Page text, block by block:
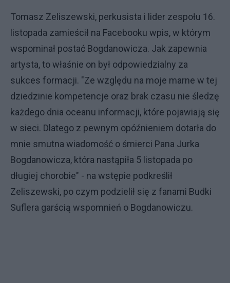
Tomasz Zeliszewski, perkusista i lider zespołu 16.
listopada zamieścił na Facebooku wpis, w którym
wspominał postać Bogdanowicza. Jak zapewnia
artysta, to właśnie on był odpowiedzialny za
sukces formacji. "Ze względu na moje marne w tej
dziedzinie kompetencje oraz brak czasu nie śledzę
każdego dnia oceanu informacji, które pojawiają się
w sieci. Dlatego z pewnym opóźnieniem dotarła do
mnie smutna wiadomość o śmierci Pana Jurka
Bogdanowicza, która nastąpiła 5 listopada po
długiej chorobie" - na wstępie podkreślił
Zeliszewski, po czym podzielił się z fanami Budki
Suflera garścią wspomnień o Bogdanowiczu.